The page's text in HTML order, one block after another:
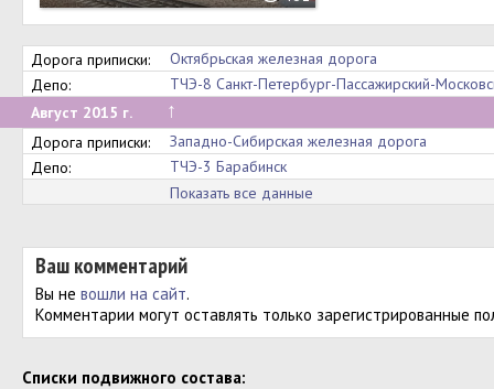
Дорога приписки:
Октябрьская железная дорога
Депо:
ТЧЭ-8 Санкт-Петербург-Пассажирский-
Август 2015 г.
↑
Дорога приписки:
Западно-Сибирская железная дорога
Депо:
ТЧЭ-3 Барабинск
Показать все данные
Ваш комментарий
Вы не вошли на сайт.
Комментарии могут оставлять только зарегистрированные
Cписки подвижного состава: